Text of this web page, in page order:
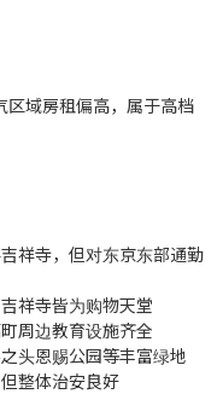
区域房租偏高，属于高档
寺，但对东京东部通勤
寺皆为购物天堂
边教育设施齐全
恩赐公园等丰富绿地
整体治安良好